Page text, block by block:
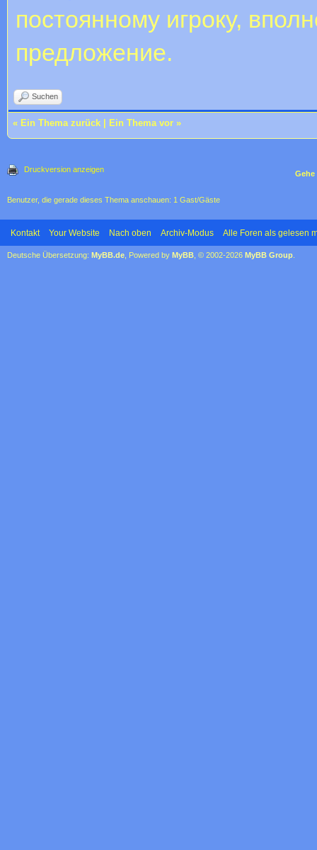
постоянному игроку,
предложение.
Suchen
« Ein Thema zurück Ein Thema vor »
Druckversion anzeigen Gehe
Benutzer, die gerade dieses Thema anschauen: 1 Gast/Gäste
Kontakt Your Website Nach oben Archiv-Modus Alle Foren als gelesen
Deutsche Übersetzung: MyBB.de , Powered by MyBB , © 2002-2026 MyBB Group